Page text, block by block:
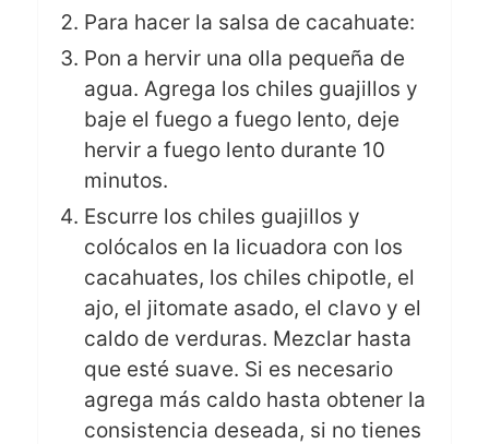
Para hacer la salsa de cacahuate:
Pon a hervir una olla pequeña de
agua. Agrega los chiles guajillos y
baje el fuego a fuego lento, deje
hervir a fuego lento durante 10
minutos.
Escurre los chiles guajillos y
colócalos en la licuadora con los
cacahuates, los chiles chipotle, el
ajo, el jitomate asado, el clavo y el
caldo de verduras. Mezclar hasta
que esté suave. Si es necesario
agrega más caldo hasta obtener la
consistencia deseada, si no tienes